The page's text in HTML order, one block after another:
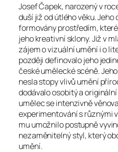
Josef Čapek, narozený v
duší již od útlého věku.
formovány prostředím,
jeho kreativní sklony. Již v
zájem o vizuální umění i o
později definovalo jeho
české umělecké scéně.
nesla stopy vlivů umění
dodávalo osobitý a
umělec se intenzivně
experimentování s různými
mu umožnilo postupně
nezaměnitelný styl, který
umění.